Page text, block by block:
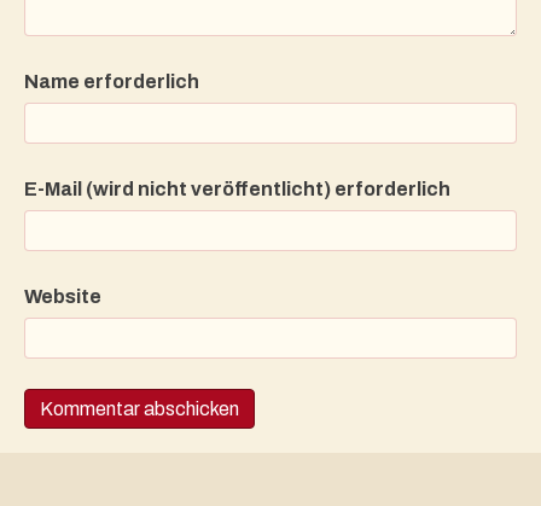
Name erforderlich
E-Mail (wird nicht veröffentlicht) erforderlich
Website